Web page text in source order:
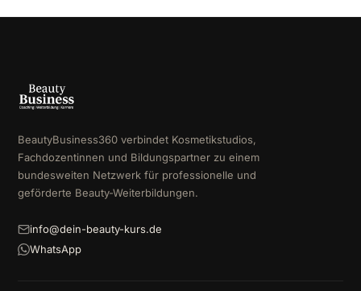
BeautyBusiness360 verbindet Kosmetikstudios,
Fachdozentinnen und Bildungspartner zu einem
bundesweiten Netzwerk für professionelle und
geförderte Beauty-Weiterbildungen.
info@dein-beauty-kurs.de
WhatsApp